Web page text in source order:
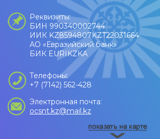
Реквизиты:
БИН 990340002744
ИИК KZ8594807KZT22031664
АО «Евразийский банк»
БИК EURIKZKA
Телефоны:
+7 (7142) 562-428
Электронная почта:
ocsnt.kz@mail.kz